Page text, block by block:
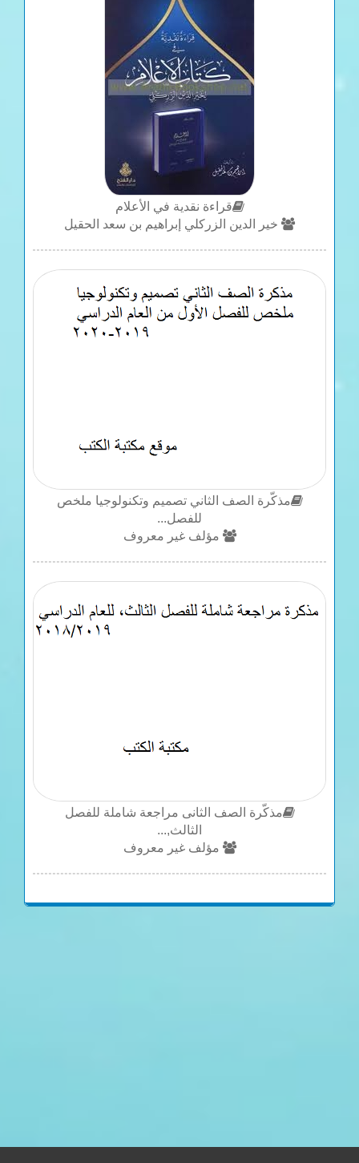
المريد في شرح كتاب التوحيد (إيطالي)
قراءة نقدية في الأعلام
خير الدين الزركلي إبراهيم بن سعد الحقيل
مذكّرة الصف الثاني تصميم وتكنولوجيا ملخص
للفصل...
مؤلف غير معروف
مذكّرة الصف الثانى مراجعة شاملة للفصل
الثالث,...
مؤلف غير معروف